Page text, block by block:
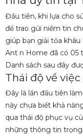
Đầu tiên, khi lựa cho
để trao gửi niềm tin
giúp bạn giải tỏa
Ant n Home đã có 05
Danh sách sau đây
Thái độ về
Đây là lần đầu tiên
này chưa biết khả
qua thái độ phục vụ
những thông tin